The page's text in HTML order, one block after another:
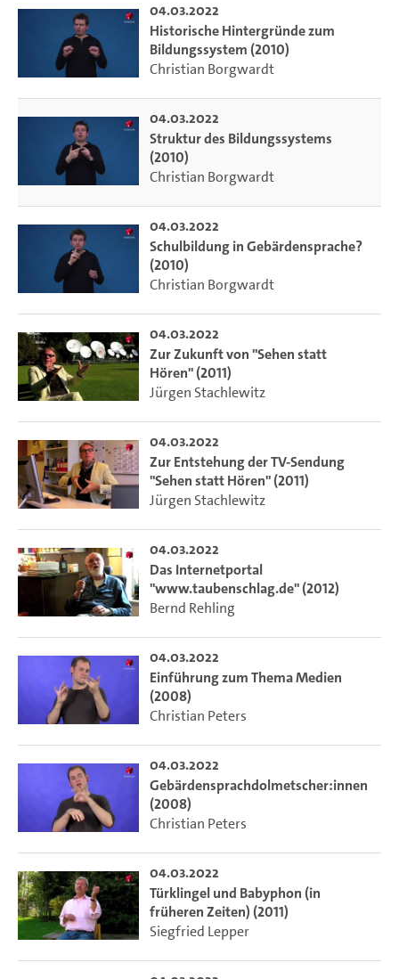
04.03.2022
Historische Hintergründe zum
Bildungssystem (2010)
Christian Borgwardt
04.03.2022
Struktur des Bildungssystems
(2010)
Christian Borgwardt
04.03.2022
Schulbildung in Gebärdensprache?
(2010)
Christian Borgwardt
04.03.2022
Zur Zukunft von "Sehen statt
Hören" (2011)
Jürgen Stachlewitz
04.03.2022
Zur Entstehung der TV-Sendung
"Sehen statt Hören" (2011)
Jürgen Stachlewitz
04.03.2022
Das Internetportal
"www.taubenschlag.de" (2012)
Bernd Rehling
04.03.2022
Einführung zum Thema Medien
(2008)
Christian Peters
04.03.2022
Gebärdensprachdolmetscher:innen
(2008)
Christian Peters
04.03.2022
Türklingel und Babyphon (in
früheren Zeiten) (2011)
Siegfried Lepper